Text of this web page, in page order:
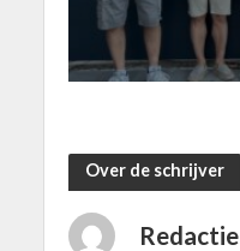
Over de schrijver
Redactie